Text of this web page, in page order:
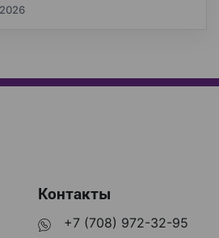
Контакты
+7 (708) 972-32-95